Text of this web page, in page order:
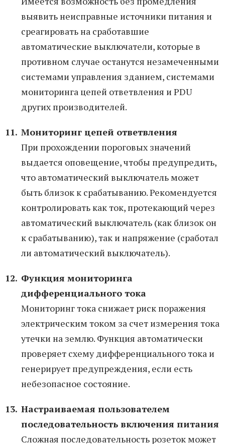
выявить неисправные источники питания и
среагировать на сработавшие
автоматические выключатели, которые в
противном случае останутся незамеченными
системами управления зданием, системами
мониторинга цепей ответвления и PDU
других производителей.
Мониторинг цепей ответвления
При прохождении пороговых значений
выдается оповещение, чтобы предупредить,
что автоматический выключатель может
быть близок к срабатыванию. Рекомендуется
контролировать как ток, протекающий через
автоматический выключатель (как близок он
к срабатыванию), так и напряжение (сработал
ли автоматический выключатель).
Функция мониторинга
дифференциального тока
Мониторинг тока снижает риск поражения
электрическим током за счет измерения тока
утечки на землю. Функция автоматически
проверяет схему дифференциального тока и
генерирует предупреждения, если есть
небезопасное состояние.
Настраиваемая пользователем
последовательность включения питания
Сложная последовательность розеток может